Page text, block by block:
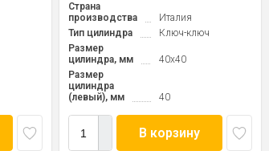
Страна
производства
Италия
Тип цилиндра
Ключ-ключ
Размер
цилиндра, мм
40x40
Размер
цилиндра
(левый), мм
40
В корзину